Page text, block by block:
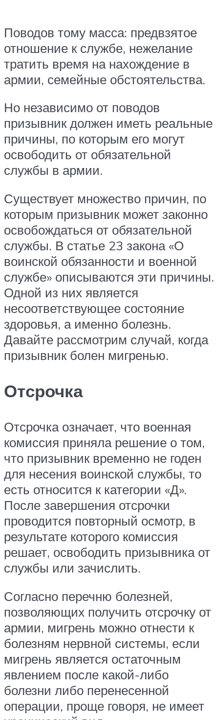
Поводов тому масса: предвзятое
отношение к службе, нежелание
тратить время на нахождение в
армии, семейные обстоятельства.
Но независимо от поводов
призывник должен иметь реальные
причины, по которым его могут
освободить от обязательной
службы в армии.
Существует множество причин, по
которым призывник может законно
освобождаться от обязательной
службы. В статье 23 закона «О
воинской обязанности и военной
службе» описываются эти причины.
Одной из них является
несоответствующее состояние
здоровья, а именно болезнь.
Давайте рассмотрим случай, когда
призывник болен мигренью.
Отсрочка
Отсрочка означает, что военная
комиссия приняла решение о том,
что призывник временно не годен
для несения воинской службы, то
есть относится к категории «Д».
После завершения отсрочки
проводится повторный осмотр, в
результате которого комиссия
решает, освободить призывника от
службы или зачислить.
Согласно перечню болезней,
позволяющих получить отсрочку от
армии, мигрень можно отнести к
болезням нервной системы, если
мигрень является остаточным
явлением после какой-либо
болезни либо перенесенной
операции, проще говоря, не имеет